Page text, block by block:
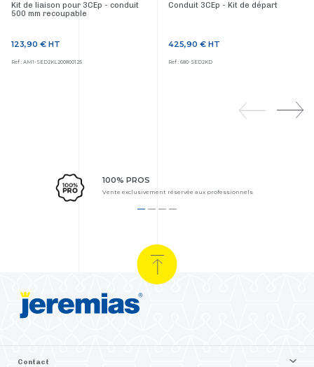
Kit de liaison pour 3CEp - conduit
500 mm recoupable
Prix
123,90 € HT
Ref : AM1-SED2KL200800125
Conduit 3CEp - Kit de départ
Prix
425,90 € HT
Ref : 680-SED2KD
100% PROS
Vente exclusivement réservée aux professionnels
Contact